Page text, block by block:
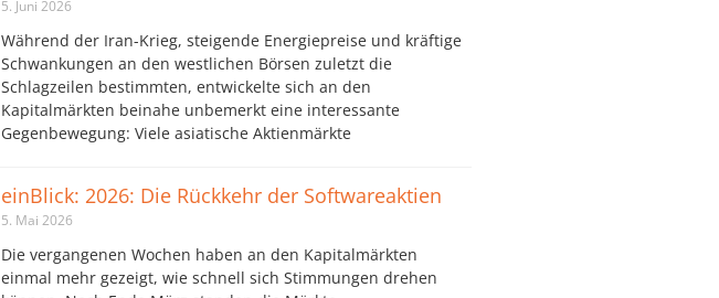
5. Juni 2026
Während der Iran-Krieg, steigende Energiepreise und kräftige
Schwankungen an den westlichen Börsen zuletzt die
Schlagzeilen bestimmten, entwickelte sich an den
Kapitalmärkten beinahe unbemerkt eine interessante
Gegenbewegung: Viele asiatische Aktienmärkte
einBlick: 2026: Die Rückkehr der Softwareaktien
5. Mai 2026
Die vergangenen Wochen haben an den Kapitalmärkten
einmal mehr gezeigt, wie schnell sich Stimmungen drehen